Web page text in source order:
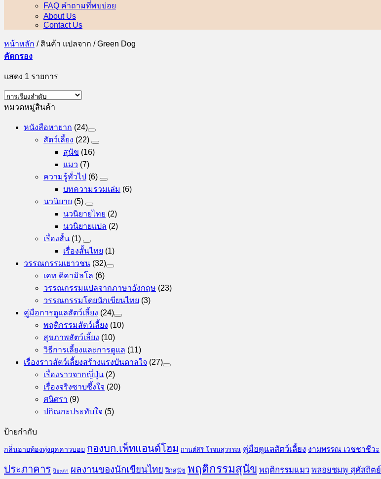
FAQ คำถามที่พบบ่อย
About Us
Contact Us
หน้าหลัก /สินค้า แปลจาก /Green Dog
คัดกรอง
แสดง 1 รายการ
หมวดหมู่สินค้า
หนังสือหายาก (24)
สัตว์เลี้ยง (22)
สุนัข (16)
แมว (7)
ความรู้ทั่วไป (6)
บทความรวมเล่ม (6)
นวนิยาย (5)
นวนิยายไทย (2)
นวนิยายแปล (2)
เรื่องสั้น (1)
เรื่องสั้นไทย (1)
วรรณกรรมเยาวชน (32)
เคท ดิคามิลโล (6)
วรรณกรรมแปลจากภาษาอังกฤษ (23)
วรรณกรรมโดยนักเขียนไทย (3)
คู่มือการดูแลสัตว์เลี้ยง (24)
พฤติกรรมสัตว์เลี้ยง (10)
สุขภาพสัตว์เลี้ยง (10)
วิธีการเลี้ยงและการดูแล (11)
เรื่องราวสัตว์เลี้ยงสร้างแรงบันดาลใจ (27)
เรื่องราวจากญี่ปุ่น (2)
เรื่องจริงซาบซึ้งใจ (20)
ศนิศรา (9)
ปกิณกะประทับใจ (5)
ป้ายกำกับ
กลิ่นอายท้องทุ่งยุคคาวบอย กองบก.เพ็ทแอนด์โฮม กานต์สิริ โรจนสุวรรณ คู่มือดูแลสัตว์เลี้ยง งามพรรณ เวชชาชีวะ
ประภาคาร ปิยะภา ผลงานของนักเขียนไทย ฝึกสุนัข พฤติกรรมสุนัข พฤติกรรมแมว พลอยชมพู สุคัสถิตย์